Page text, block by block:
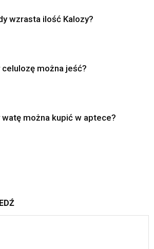
wzrasta ilość Kalozy?
celulozę można jeść?
watę można kupić w aptece?